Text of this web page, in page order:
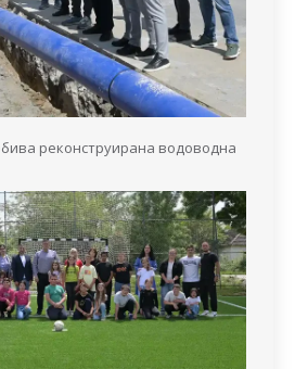
реконструирана водоводна